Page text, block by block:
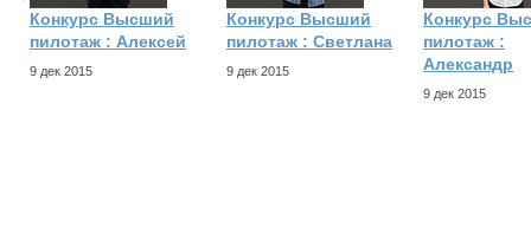
Конкурс Высший
пилотаж : Алексей
9 дек 2015
Конкурс Высший
пилотаж : Светлана
9 дек 2015
Конкурс
пилотаж :
Александр
9 дек 2015